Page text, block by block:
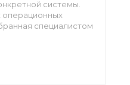
системы.
операционных
специалистом
управление